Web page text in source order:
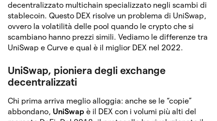
decentralizzato multichain specializzato negli scambi di
stablecoin. Questo DEX risolve un problema di UniSwap,
ovvero la volatilità delle pool quando le crypto che si
scambiano hanno prezzi simili. Vediamo le differenze tra
UniSwap e Curve e qual è il miglior DEX nel 2022.
UniSwap, pioniera degli exchange
decentralizzati
Chi prima arriva meglio alloggia: anche se le “copie”
abbondano, UniSwap è il DEX con i volumi più alti del